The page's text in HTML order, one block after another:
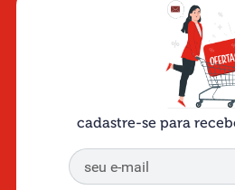
cadastre-se para